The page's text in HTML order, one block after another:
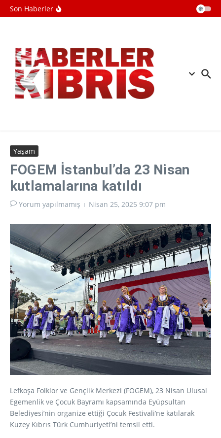
İçeriğe atla
Son Haberler
basında geniş yer buldu
Yaşam
FOGEM İstanbul’da 23 Nisan
kutlamalarına katıldı
Yorum yapılmamış Nisan 25, 2025 9:07 pm
Lefkoşa Folklor ve Gençlik Merkezi (FOGEM), 23 Nisan Ulusal
Egemenlik ve Çocuk Bayramı kapsamında Eyüpsultan
Belediyesi’nin organize ettiği Çocuk Festivali’ne katılarak
Kuzey Kıbrıs Türk Cumhuriyeti’ni temsil etti.